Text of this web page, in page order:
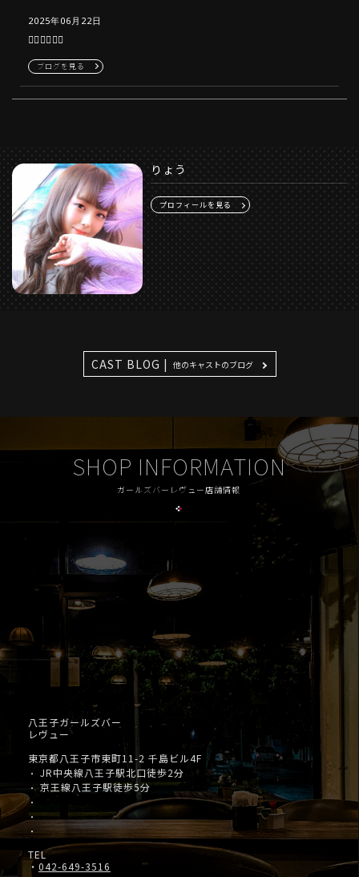
2025年06月22日
👍🏻👍🏻👍🏻
ブログを見る
りょう
プロフィールを見る
CAST BLOG | 他のキャストのブログ
SHOP INFORMATION
ガールズバーレヴュー店舗情報
八王子ガールズバー
レヴュー
東京都八王子市東町11-2 千島ビル4F
・ JR中央線八王子駅北口徒歩2分
・京王線八王子駅徒歩5分
・
・
・
TEL
・ 042-649-3516